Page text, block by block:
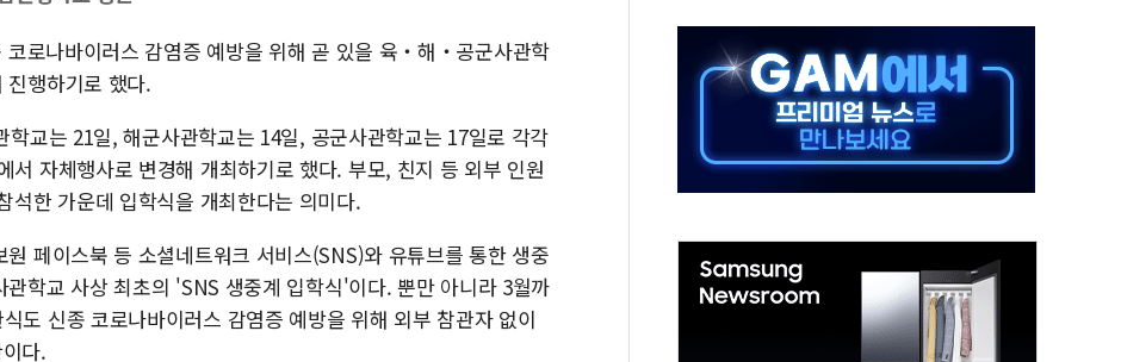
금값 7주 만에 최고…美 고용 둔화·호르무즈 재개방 기대에 강세
로나바이러스 감염증 예방을 위해 곧 있을 육‧해‧공군사관학
행하기로 했다.
교는 21일, 해군사관학교는 14일, 공군사관학교는 17일로 각각
서 자체행사로 변경해 개최하기로 했다. 부모, 친지 등 외부 인원
석한 가운데 입학식을 개최한다는 의미다.
페이스북 등 소셜네트워크 서비스(SNS)와 유튜브를 통한 생중
학교 사상 최초의 'SNS 생중계 입학식'이다. 뿐만 아니라 3월까
도 신종 코로나바이러스 감염증 예방을 위해 외부 참관자 없이
다.